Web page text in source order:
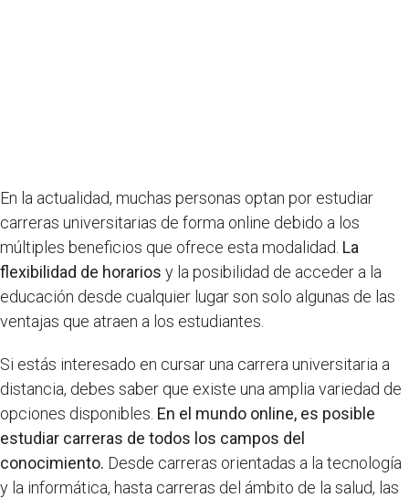
En la actualidad, muchas personas optan por estudiar
carreras universitarias de forma online debido a los
múltiples beneficios que ofrece esta modalidad. La
flexibilidad de horarios y la posibilidad de acceder a la
educación desde cualquier lugar son solo algunas de las
ventajas que atraen a los estudiantes.
Si estás interesado en cursar una carrera universitaria a
distancia, debes saber que existe una amplia variedad de
opciones disponibles. En el mundo online, es posible
estudiar carreras de todos los campos del
conocimiento. Desde carreras orientadas a la tecnología
y la informática, hasta carreras del ámbito de la salud, las